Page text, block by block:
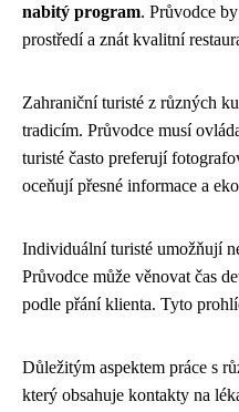
nabitý program. Průvodce
prostředí a znát kvalitní
Zahraniční turisté z různých
tradicím. Průvodce musí
turisté často preferují
oceňují přesné informace a
Individuální turisté umožňují
Průvodce může věnovat čas
podle přání klienta. Tyto
Důležitým aspektem práce s
který obsahuje kontakty na